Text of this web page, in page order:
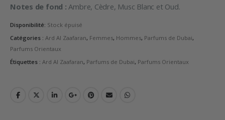
Notes de fond : Ambre, Cèdre, Musc Blanc et Oud.
Disponibilité: Stock épuisé
Catégories : Ard Al Zaafaran, Femmes, Hommes, Parfums de Dubai,
Parfums Orientaux
Étiquettes : Ard Al Zaafaran, Parfums de Dubai, Parfums Orientaux